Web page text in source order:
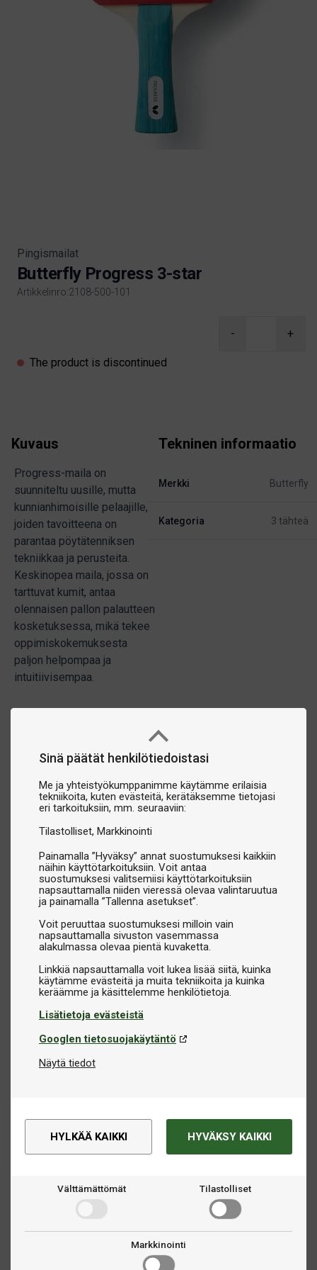
Sinä päätät henkilötiedoistasi
Me ja yhteistyökumppanimme käytämme erilaisia
tekniikoita, kuten evästeitä, kerätäksemme tietojasi
eri tarkoituksiin, mm. seuraaviin:
Tilastolliset Markkinointi
Painamalla ”Hyväksy” annat suostumuksesi kaikkiin
näihin käyttötarkoituksiin. Voit antaa
suostumuksesi valitsemiisi käyttötarkoituksiin
napsauttamalla niiden vieressä olevaa valintaruutua
ja painamalla ”Tallenna asetukset”.
Voit peruuttaa suostumuksesi milloin vain
napsauttamalla sivuston vasemmassa
alakulmassa olevaa pientä kuvaketta.
Linkkiä napsauttamalla voit lukea lisää siitä, kuinka
käytämme evästeitä ja muita tekniikoita ja kuinka
Lisätietoja evästeistä
Googlen tietosuojakäytäntö
Näytä tiedot
HYLKÄÄ KAIKKI HYVÄKSY KAIKKI
Välttämättömät Tilastolliset
Markkinointi
Pingismailat
Butterfly Progress 3-star
Artikkelinro:2108-500-101
- +
The product is discontinued
Kuvaus
Progress-maila on
suunniteltu uusille, mutta
kunnianhimoisille pelaajille,
joiden tavoitteena on
parantaa pöytätenniksen
tekniikkaa ja perusteita.
Keskinopea maila, jossa on
tarttuvat kumit, antaa
olennaisen pallon palautteen
kosketuksessa, mikä tekee
oppimiskokemuksesta
paljon helpompaa ja
intuitiivisempaa.
Tekninen informaatio
Merkki Butterfly
Kategoria 3 tähteä